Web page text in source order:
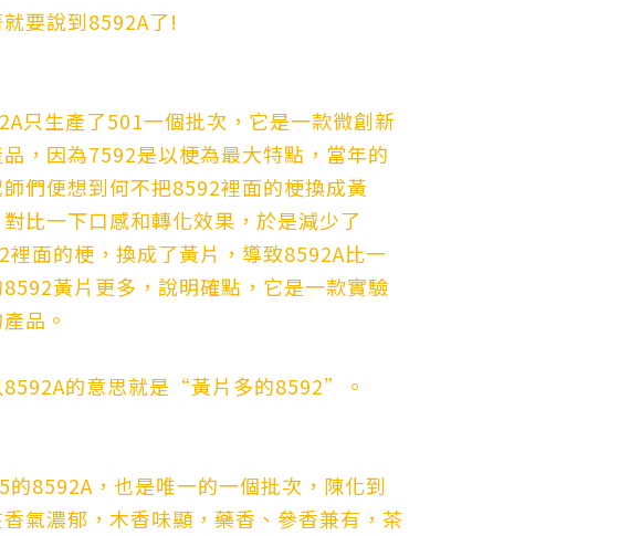
要說到8592A了!
只生產了501一個批次，它是一款微創新
，因為7592是以梗為最大特點，當年的
們便想到何不把8592裡面的梗換成黃
對比一下口感和轉化效果，於是減少了
裡面的梗，換成了黃片，導致8592A比一
黃片更多，說明確點，它是一款實驗
品。
8592A的意思就是“黃片多的8592”。
的8592A，也是唯一的一個批次，陳化到
氣濃郁，木香味顯，藥香、參香兼有，茶